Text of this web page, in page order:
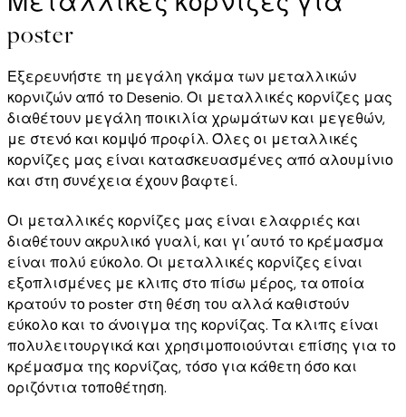
poster
Εξερευνήστε τη μεγάλη γκάμα των μεταλλικών
κορνιζών από το Desenio. Οι μεταλλικές κορνίζες μας
διαθέτουν μεγάλη ποικιλία χρωμάτων και μεγεθών,
με στενό και κομψό προφίλ. Όλες οι μεταλλικές
κορνίζες μας είναι κατασκευασμένες από αλουμίνιο
και στη συνέχεια έχουν βαφτεί.
Οι μεταλλικές κορνίζες μας είναι ελαφριές και
διαθέτουν ακρυλικό γυαλί, και γι΄αυτό το κρέμασμα
είναι πολύ εύκολο. Οι μεταλλικές κορνίζες είναι
εξοπλισμένες με κλιπς στο πίσω μέρος, τα οποία
κρατούν το poster στη θέση του αλλά καθιστούν
εύκολο και το άνοιγμα της κορνίζας. Τα κλιπς είναι
πολυλειτουργικά και χρησιμοποιούνται επίσης για το
κρέμασμα της κορνίζας, τόσο για κάθετη όσο και
οριζόντια τοποθέτηση.